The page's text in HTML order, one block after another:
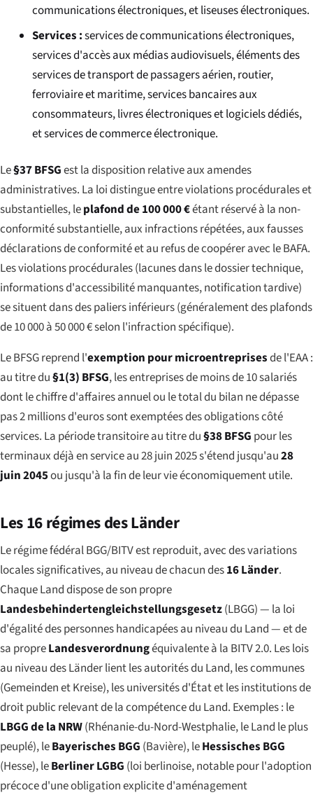
communications électroniques, et liseuses électroniques.
Services :services de communications électroniques,
services d'accès aux médias audiovisuels, éléments des
services de transport de passagers aérien, routier,
ferroviaire et maritime, services bancaires aux
consommateurs, livres électroniques et logiciels dédiés,
et services de commerce électronique.
Le§37 BFSGest la disposition relative aux amendes
administratives. La loi distingue entre violations procédurales et
substantielles, leplafond de 100 000 €étant réservé à la non-
conformité substantielle, aux infractions répétées, aux fausses
déclarations de conformité et au refus de coopérer avec le BAFA.
Les violations procédurales (lacunes dans le dossier technique,
informations d'accessibilité manquantes, notification tardive)
se situent dans des paliers inférieurs (généralement des plafonds
de 10 000 à 50 000 € selon l'infraction spécifique).
Le BFSG reprend l'exemption pour microentreprisesde l'EAA :
au titre du§1(3) BFSG, les entreprises de moins de 10 salariés
dont le chiffre d'affaires annuel ou le total du bilan ne dépasse
pas 2 millions d'euros sont exemptées des obligations côté
services. La période transitoire au titre du§38 BFSG pour les
terminaux déjà en service au 28 juin 2025 s'étend jusqu'au28
juin 2045ou jusqu'à la fin de leur vie économiquement utile.
Les 16 régimes des Länder
Le régime fédéral BGG/BITV est reproduit, avec des variations
locales significatives, au niveau de chacun des16 Länder.
Chaque Land dispose de son propre
Landesbehindertengleichstellungsgesetz(LBGG) — la loi
d'égalité des personnes handicapées au niveau du Land — et de
sa propreLandesverordnungéquivalente à la BITV 2.0. Les lois
au niveau des Länder lient les autorités du Land, les communes
(GemeindenetKreise), les universités d'État et les institutions de
droit public relevant de la compétence du Land. Exemples : le
LBGG de la NRW(Rhénanie-du-Nord-Westphalie, le Land le plus
peuplé), leBayerisches BGG (Bavière), leHessisches BGG
(Hesse), leBerliner LGBG (loi berlinoise, notable pour l'adoption
précoce d'une obligation explicite d'aménagement